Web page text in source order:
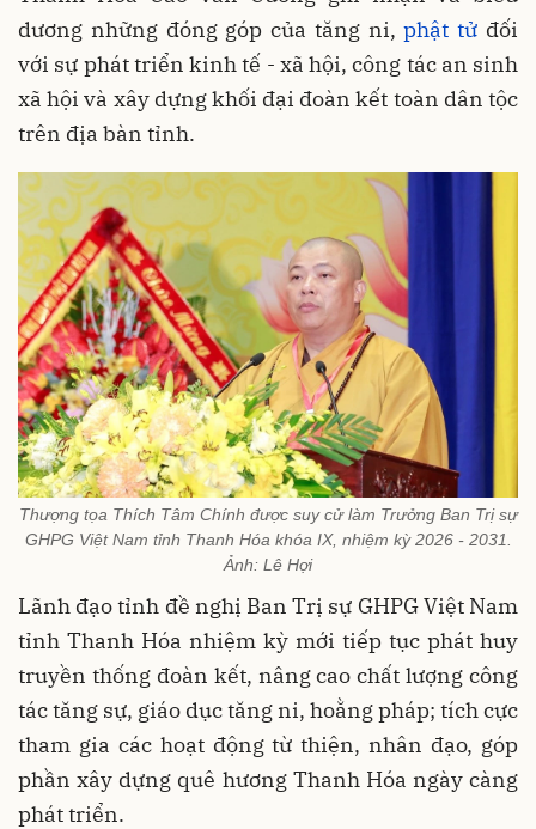
dương những đóng góp của tăng ni,phật tử đối
với sự phát triển kinh tế - xã hội, công tác an sinh
xã hội và xây dựng khối đại đoàn kết toàn dân tộc
trên địa bàn tỉnh.
Thượng tọa Thích Tâm Chính được suy cử làm Trưởng Ban Trị sự
GHPG Việt Nam tỉnh Thanh Hóa khóa IX, nhiệm kỳ 2026 - 2031.
Ảnh: Lê Hợi
Lãnh đạo tỉnh đề nghị Ban Trị sự GHPG Việt Nam
tỉnh Thanh Hóa nhiệm kỳ mới tiếp tục phát huy
truyền thống đoàn kết, nâng cao chất lượng công
tác tăng sự, giáo dục tăng ni, hoằng pháp; tích cực
tham gia các hoạt động từ thiện, nhân đạo, góp
phần xây dựng quê hương Thanh Hóa ngày càng
phát triển.